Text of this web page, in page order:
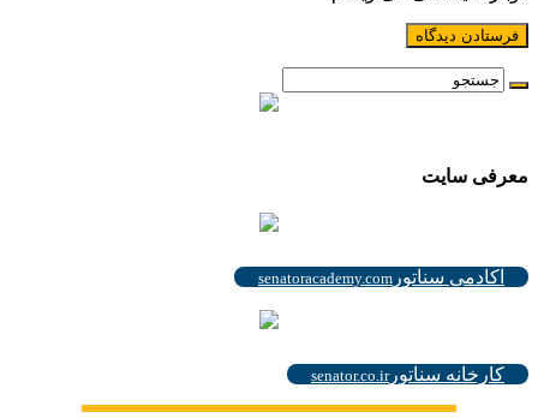
معرفی سایت
آکادمی سناتور senatoracademy.com
کارخانه سناتورsenator.co.ir